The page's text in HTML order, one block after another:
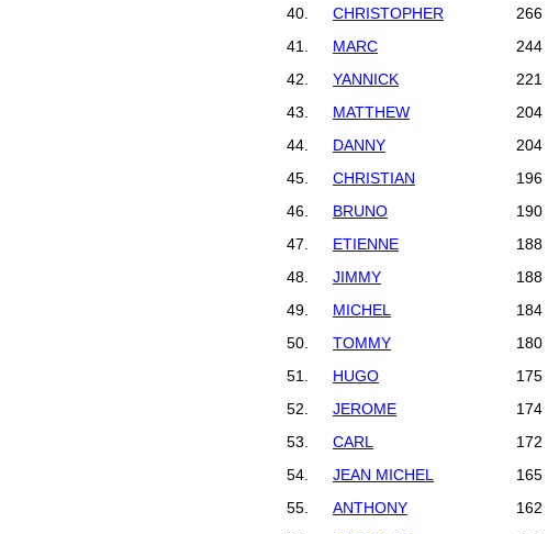
40.
CHRISTOPHER
266
41.
MARC
244
42.
YANNICK
221
43.
MATTHEW
204
44.
DANNY
204
45.
CHRISTIAN
196
46.
BRUNO
190
47.
ETIENNE
188
48.
JIMMY
188
49.
MICHEL
184
50.
TOMMY
180
51.
HUGO
175
52.
JEROME
174
53.
CARL
172
54.
JEAN MICHEL
165
55.
ANTHONY
162